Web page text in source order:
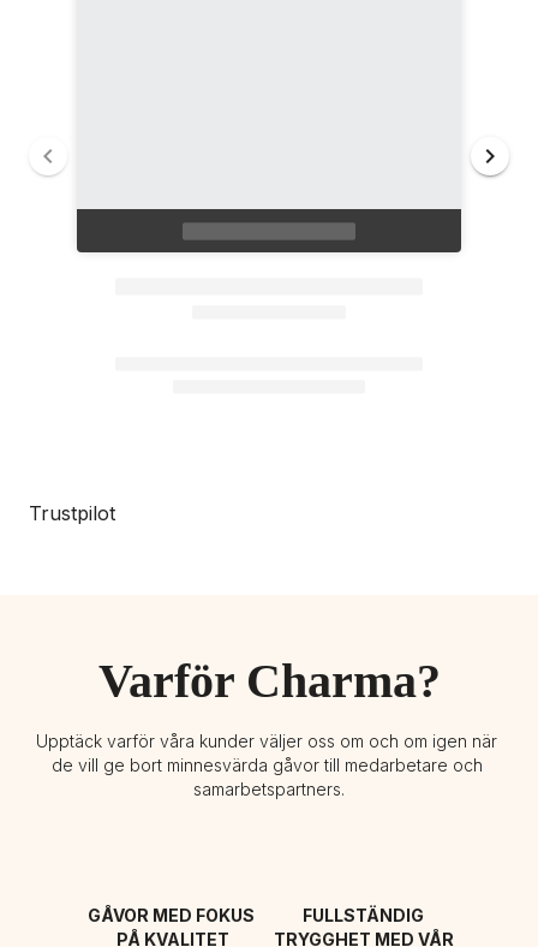
Trustpilot
Varför Charma?
Upptäck varför våra kunder väljer oss om och om igen när
de vill ge bort minnesvärda gåvor till medarbetare och
samarbetspartners.
GÅVOR MED FOKUS
PÅ KVALITET
FULLSTÄNDIG
TRYGGHET MED VÅR